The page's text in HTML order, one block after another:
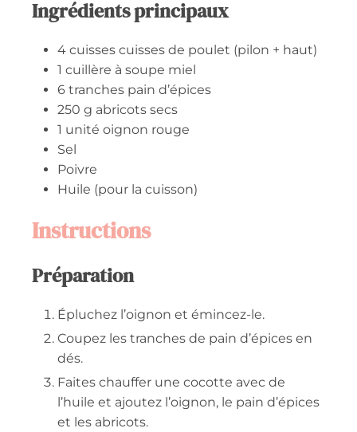
Ingrédients principaux
4 cuisses cuisses de poulet (pilon + haut)
1 cuillère à soupe miel
6 tranches pain d’épices
250 g abricots secs
1 unité oignon rouge
Sel
Poivre
Huile (pour la cuisson)
Instructions
Préparation
Épluchez l’oignon et émincez-le.
Coupez les tranches de pain d’épices en
dés.
Faites chauffer une cocotte avec de
l’huile et ajoutez l’oignon, le pain d’épices
et les abricots.